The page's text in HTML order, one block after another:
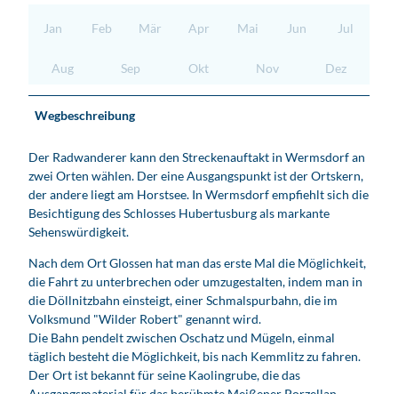
Jan Feb Mär Apr Mai Jun Jul
Aug Sep Okt Nov Dez
Wegbeschreibung
Der Radwanderer kann den Streckenauftakt in Wermsdorf an
zwei Orten wählen. Der eine Ausgangspunkt ist der Ortskern,
der andere liegt am Horstsee. In Wermsdorf empfiehlt sich die
Besichtigung des Schlosses Hubertusburg als markante
Sehenswürdigkeit.
Nach dem Ort Glossen hat man das erste Mal die Möglichkeit,
die Fahrt zu unterbrechen oder umzugestalten, indem man in
die Döllnitzbahn einsteigt, einer Schmalspurbahn, die im
Volksmund "Wilder Robert" genannt wird.
Die Bahn pendelt zwischen Oschatz und Mügeln, einmal
täglich besteht die Möglichkeit, bis nach Kemmlitz zu fahren.
Der Ort ist bekannt für seine Kaolingrube, die das